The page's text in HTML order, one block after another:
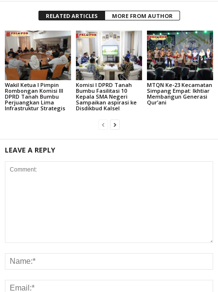
RELATED ARTICLES MORE FROM AUTHOR
Wakil Ketua I Pimpin
Rombongan Komisi III
DPRD Tanah Bumbu
Perjuangkan Lima
Infrastruktur Strategis
Komisi I DPRD Tanah
Bumbu Fasilitasi 10
Kepala SMA Negeri
Sampaikan aspirasi ke
Disdikbud Kalsel
MTQN Ke-23 Kecamatan
Simpang Empat: Ikhtiar
Membangun Generasi
Qur’ani
LEAVE A REPLY